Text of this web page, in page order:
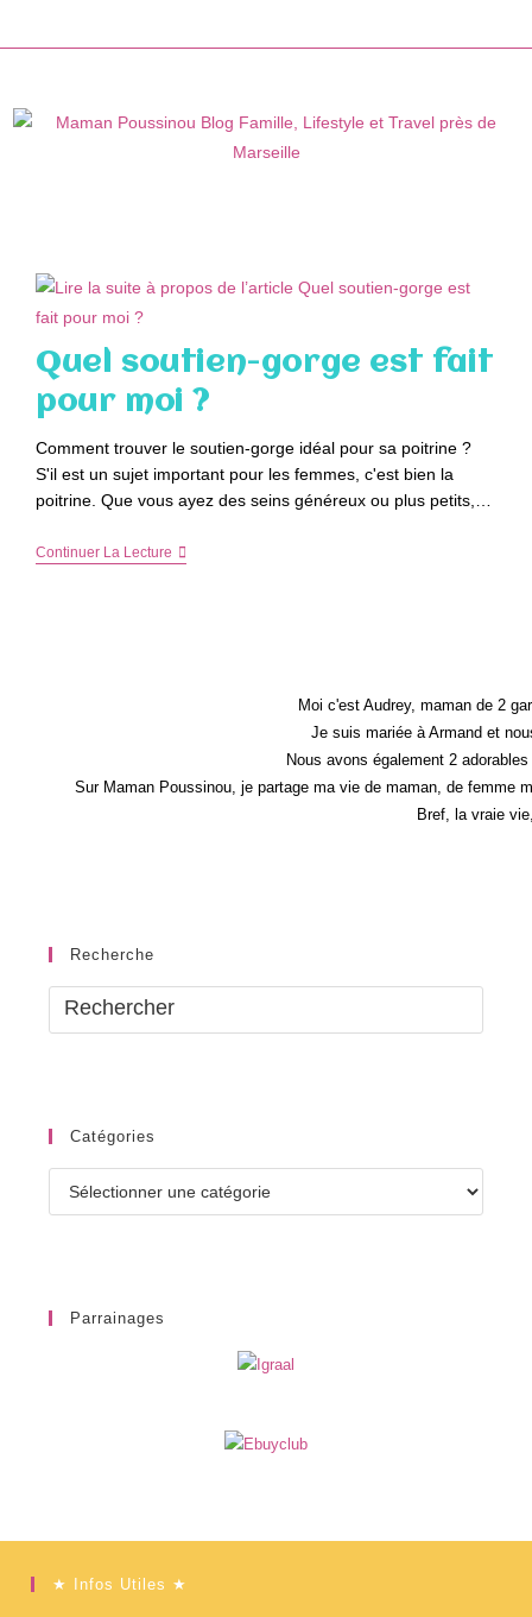
Quel soutien-gorge est fait
pour moi ?
Comment trouver le soutien-gorge idéal pour sa poitrine ?
S'il est un sujet important pour les femmes, c'est bien la
poitrine. Que vous ayez des seins généreux ou plus petits,…
Continuer La LectureQuel
Moi c'est Audrey, maman de 2
Je suis mariée à Armand et
Nous avons également 2
Sur Maman Poussinou, je partage ma vie de maman, de femme
Bref, la vraie
Recherche
Catégories
Parrainages
★ Infos Utiles ★